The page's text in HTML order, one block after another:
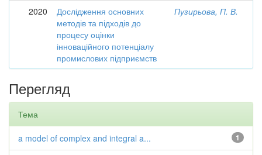
2020
Дослідження основних
методів та підходів до
процесу оцінки
інноваційного потенціалу
промислових підприємств
Пузирьова, П. В.
Перегляд
Тема
1
a model of complex and integral a...